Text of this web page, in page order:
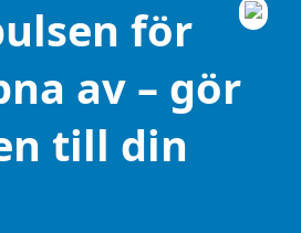
för
av – gör
till din